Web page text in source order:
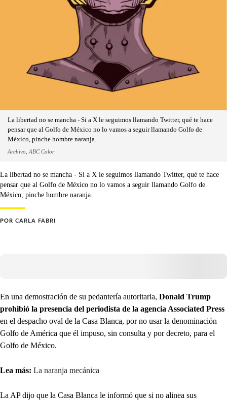
La libertad no se mancha - Si a X le seguimos llamando Twitter, qué te hace
pensar que al Golfo de México no lo vamos a seguir llamando Golfo de
México, pinche hombre naranja.
Archivo, ABC Color
La libertad no se mancha - Si a X le seguimos llamando Twitter, qué te hace
pensar que al Golfo de México no lo vamos a seguir llamando Golfo de
México, pinche hombre naranja.
POR CARLA FABRI
En una demostración de su pedantería autoritaria, Donald Trump
prohibió la presencia del periodista de la agencia Associated Press
en el despacho oval de la Casa Blanca, por no usar la denominación
Golfo de América que él impuso, sin consulta y por decreto, para el
Golfo de México.
Lea más: La naranja mecánica
La AP dijo que la Casa Blanca le informó que si no alinea sus